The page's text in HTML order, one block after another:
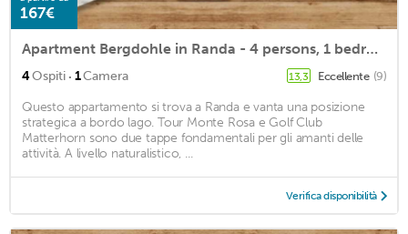
167€
Apartment Bergdohle in Randa - 4 persons, 1 bedrooms
4Ospiti · 1Camera 13,3 Eccellente (9)
Questo appartamento si trova a Randa e vanta una posizione
strategica a bordo lago. Tour Monte Rosa e Golf Club
Matterhorn sono due tappe fondamentali per gli amanti delle
attività. A livello naturalistico, ...
Verifica disponibilità